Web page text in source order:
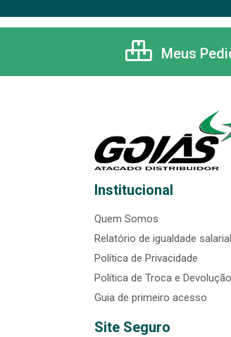
Meus
Institucional
Quem Somos
Relatório de igualdade salarial
Política de Privacidade
Política de Troca e Devolução
Guia de primeiro acesso
Site Seguro